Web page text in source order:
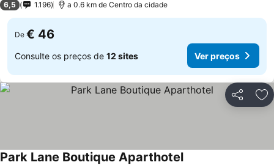
6,5
1.196 a 0.6 km de Centro da cidade
De € 46
Consulte os preços de 12 sites Ver preços
Partilhar
Park Lane Boutique Aparthotel